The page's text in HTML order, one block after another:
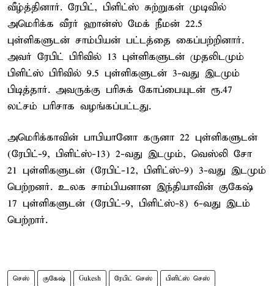
வீழ்த்தினார். ரேபிட், பிளிட்ஸ் சுற்றுகள் முடிவில்
அமெரிக்க வீரர் ஹான்ஸ் மேக் நீமன் 22.5
புள்ளிகளுடன் சாம்பியன் பட்டத்தை கைப்பற்றினார்.
அவர் ரேபிட் பிரிவில் 13 புள்ளிகளுடன் முதலிடமும்
பிளிட்ஸ் பிரிவில் 9.5 புள்ளிகளுடன் 3-வது இடமும்
பிடித்தார். அவருக்கு பரிசுக் கோப்பையுடன் ரூ.47
லட்சம் பரிசாக வழங்கப்பட்டது.
அமெரிக்காவின் பாபியானோ கருனா 22 புள்ளிகளுடன்
(ரேபிட்-9, பிளிட்ஸ்-13) 2-வது இடமும், வெஸ்லி சோ
21 புள்ளிகளுடன் (ரேபிட்-12, பிளிட்ஸ்-9) 3-வது இடமும்
பெற்றனர். உலக சாம்பியனான இந்தியாவின் குகேஷ்
17 புள்ளிகளுடன் (ரேபிட்-9, பிளிட்ஸ்-8) 6-வது இடம்
பெற்றார்.
செஸ் குகேஷ் Gukesh ரேபிட் செஸ் பிளிட்ஸ் செஸ்